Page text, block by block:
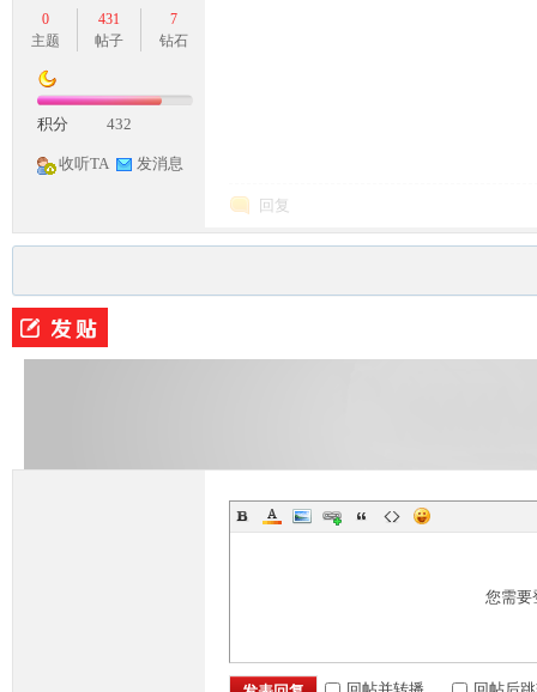
0
主题
431
帖子
7
钻石
积分 432
收听TA 发消息
回复
您需要